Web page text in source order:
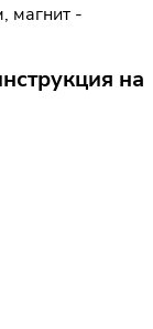
магнит -
на